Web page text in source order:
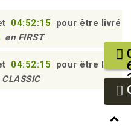
04:52:14
pour être livré
en FIRST
04:52:14
pour être livré
CLASSIC